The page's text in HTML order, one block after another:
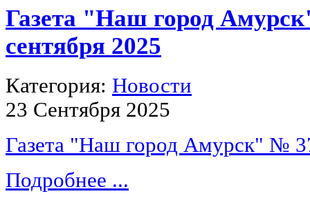
Газета "Наш город
сентября 2025
Категория: Новости
23 Сентября 2025
Газета "Наш город Амурск" №
Подробнее ...